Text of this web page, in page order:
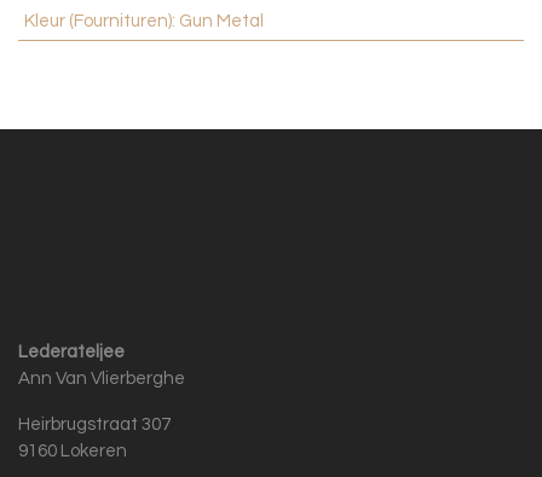
Kleur (Fournituren): Gun Metal
Lederateljee
Ann Van Vlierberghe
Heirbrugstraat 307
9160 Lokeren